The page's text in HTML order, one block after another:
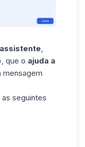
assistente,
que o ajuda a
mensagem
seguintes